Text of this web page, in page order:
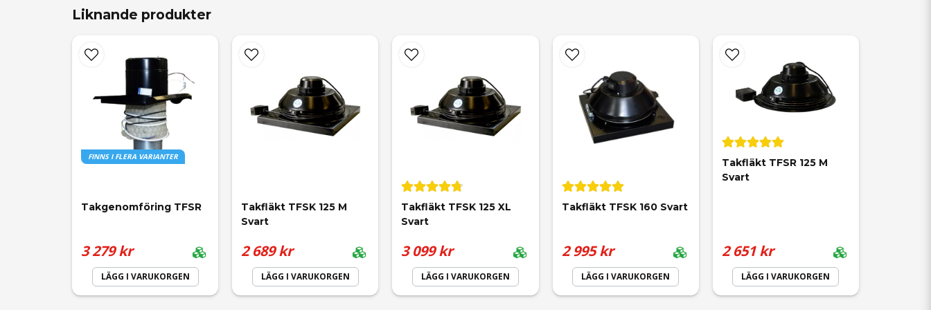
nameNamn
Ja, ni får publicera min fråga
Skicka fråga
Liknande produkter
FINNS I FLERA VARIANTER
Takgenomföring TFSR
3 279 kr
LÄGG I VARUKORGEN
Takfläkt TFSK 125 M
Svart
2 689 kr
LÄGG I VARUKORGEN
Takfläkt TFSK 125 XL
Svart
3 099 kr
LÄGG I VARUKORGEN
Takfläkt TFSK 160 Svart
2 995 kr
LÄGG I VARUKORGEN
Takfläkt TFSR 125 M
Svart
2 651 kr
LÄGG I VARUKORGEN